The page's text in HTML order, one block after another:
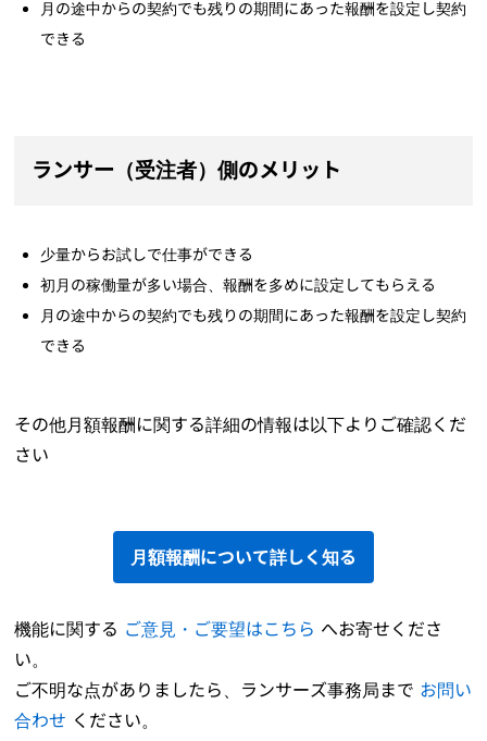
月の途中からの契約でも残りの期間にあった報酬を設定し契約
できる
ランサー（受注者）側のメリット
少量からお試しで仕事ができる
初月の稼働量が多い場合、報酬を多めに設定してもらえる
月の途中からの契約でも残りの期間にあった報酬を設定し契約
できる
その他月額報酬に関する詳細の情報は以下よりご確認くだ
さい
月額報酬について詳しく知る
機能に関する ご意見・ご要望はこちら へお寄せくださ
い。
ご不明な点がありましたら、ランサーズ事務局まで お問い
合わせ ください。